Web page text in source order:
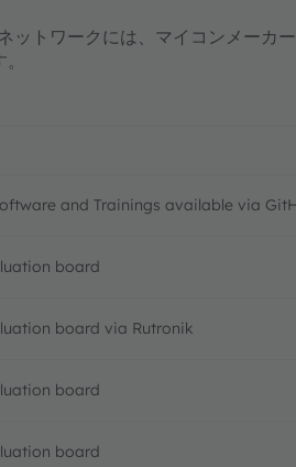
トワークには、マイコンメーカ
and Trainings available via
board
board via Rutronik
board
board